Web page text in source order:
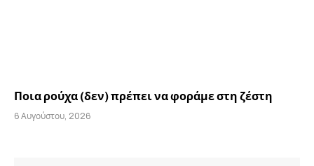
Ποια ρούχα (δεν) πρέπει να φοράμε στη ζέστη
6 Αυγούστου, 2026